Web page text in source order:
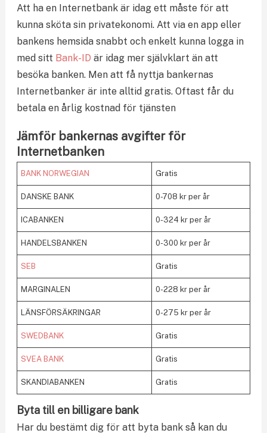
Att ha en Internetbank är idag ett måste för att
kunna sköta sin privatekonomi. Att via en app eller
bankens hemsida snabbt och enkelt kunna logga in
med sitt Bank-ID är idag mer självklart än att
besöka banken. Men att få nyttja bankernas
Internetbanker är inte alltid gratis. Oftast får du
betala en årlig kostnad för tjänsten
Jämför bankernas avgifter för
Internetbanken
BANK NORWEGIAN Gratis
DANSKE BANK 0-708 kr per år
ICABANKEN 0-324 kr per år
HANDELSBANKEN 0-300 kr per år
SEB Gratis
MARGINALEN 0-228 kr per år
LÄNSFÖRSÄKRINGAR 0-275 kr per år
SWEDBANK Gratis
SVEA BANK Gratis
SKANDIABANKEN Gratis
Byta till en billigare bank
Har du bestämt dig för att byta bank så kan du